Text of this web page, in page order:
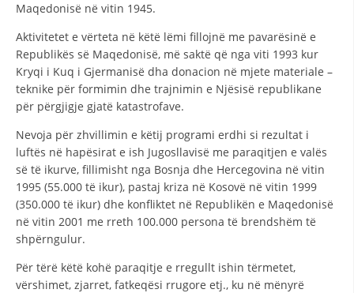
HISTORIA E KRYQIT TË KUQ
STRUKTURA E ORGANIZATËS
KONTAKT INFORMACIONE
LIGJI I KRYQIT TË KUQ
STATUTI I KRYQIT TË KUQ
Maqedonisë në vitin 1945.
Aktivitetet e vërteta në këtë lëmi fillojnë me pavarësinë e
Republikës së Maqedonisë, më saktë që nga viti 1993 kur
Kryqi i Kuq i Gjermanisë dha donacion në mjete materiale –
teknike për formimin dhe trajnimin e Njësisë republikane
për përgjigje gjatë katastrofave.
Nevoja për zhvillimin e këtij programi erdhi si rezultat i
luftës në hapësirat e ish Jugosllavisë me paraqitjen e valës
së të ikurve, fillimisht nga Bosnja dhe Hercegovina në vitin
1995 (55.000 të ikur), pastaj kriza në Kosovë në vitin 1999
(350.000 të ikur) dhe konfliktet në Republikën e Maqedonisë
në vitin 2001 me rreth 100.000 persona të brendshëm të
shpërngulur.
Për tërë këtë kohë paraqitje e rregullt ishin tërmetet,
vërshimet, zjarret, fatkeqësi rrugore etj., ku në mënyrë